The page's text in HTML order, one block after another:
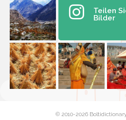
Teilen
Bilder
© 2010-2026